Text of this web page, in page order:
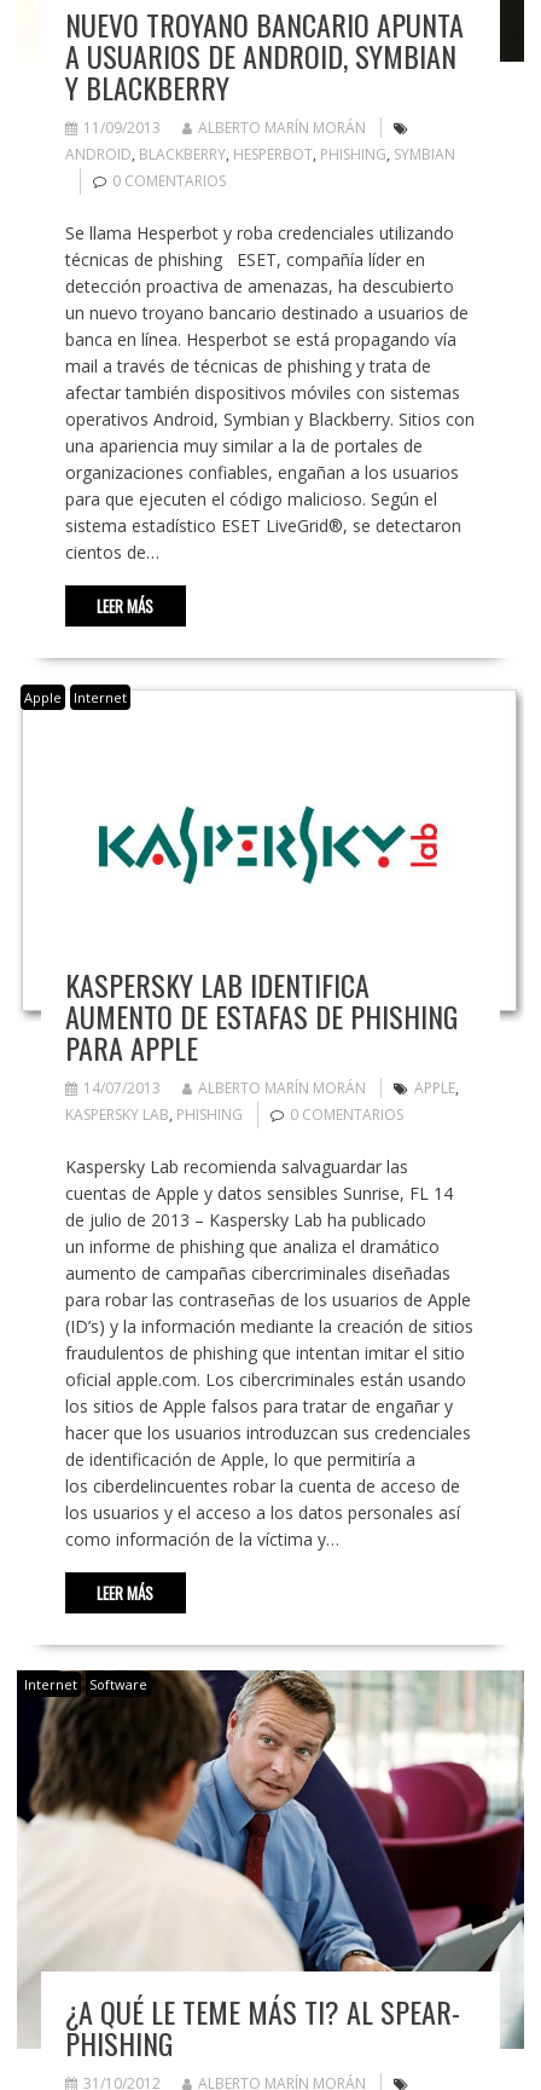
NUEVO TROYANO BANCARIO APUNTA
A USUARIOS DE ANDROID, SYMBIAN
Y BLACKBERRY
11/09/2013
ALBERTO MARÍN MORÁN
ANDROID, BLACKBERRY, HESPERBOT, PHISHING, SYMBIAN
0 COMENTARIOS
Se llama Hesperbot y roba credenciales utilizando
técnicas de phishing ESET, compañía líder en
detección proactiva de amenazas, ha descubierto
un nuevo troyano bancario destinado a usuarios de
banca en línea. Hesperbot se está propagando vía
mail a través de técnicas de phishing y trata de
afectar también dispositivos móviles con sistemas
operativos Android, Symbian y Blackberry. Sitios con
una apariencia muy similar a la de portales de
organizaciones confiables, engañan a los usuarios
para que ejecuten el código malicioso. Según el
sistema estadístico ESET LiveGrid®, se detectaron
cientos de…
LEER MÁS
Apple Internet
KASPERSKY LAB IDENTIFICA
AUMENTO DE ESTAFAS DE PHISHING
PARA APPLE
14/07/2013 ALBERTO MARÍN MORÁN APPLE,
KASPERSKY LAB, PHISHING 0 COMENTARIOS
Kaspersky Lab recomienda salvaguardar las
cuentas de Apple y datos sensibles Sunrise, FL 14
de julio de 2013 – Kaspersky Lab ha publicado
un informe de phishing que analiza el dramático
aumento de campañas cibercriminales diseñadas
para robar las contraseñas de los usuarios de Apple
(ID’s) y la información mediante la creación de sitios
fraudulentos de phishing que intentan imitar el sitio
oficial apple.com. Los cibercriminales están usando
los sitios de Apple falsos para tratar de engañar y
hacer que los usuarios introduzcan sus credenciales
de identificación de Apple, lo que permitiría a
los ciberdelincuentes robar la cuenta de acceso de
los usuarios y el acceso a los datos personales así
como información de la víctima y…
LEER MÁS
Internet Software
¿A QUÉ LE TEME MÁS TI? AL SPEAR-
PHISHING
31/10/2012 ALBERTO MARÍN MORÁN